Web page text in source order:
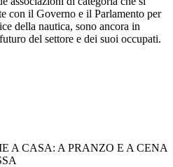
con il Governo e il Parlamento per
della nautica, sono ancora in
del settore e dei suoi occupati.
A CASA: A PRANZO E A CENA